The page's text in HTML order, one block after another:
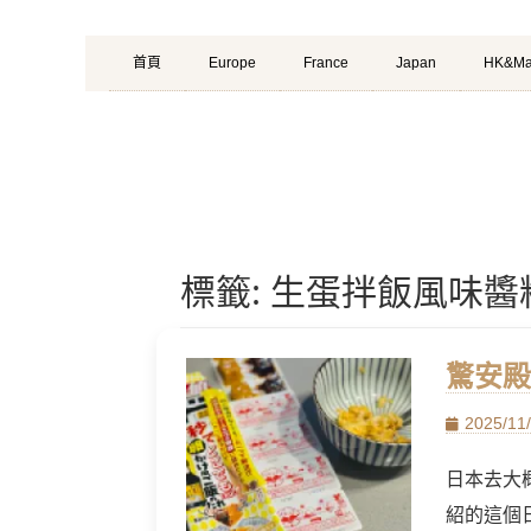
Primary
Menu
Skip
to
首頁 Europe France Japan
標籤: 生蛋拌飯風味醬
驚安
Posted
2025/
日本去大
紹的這個